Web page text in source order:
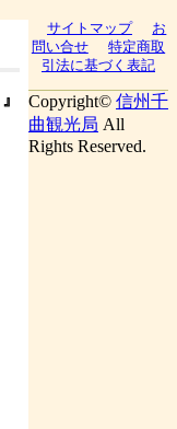
』
サイトマップ
お
問い合せ
特定商取
引法に基づく表記
Copyright© 信州千
曲観光局 All
Rights Reserved.